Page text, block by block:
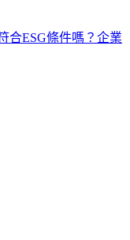
合ESG條件嗎？企業